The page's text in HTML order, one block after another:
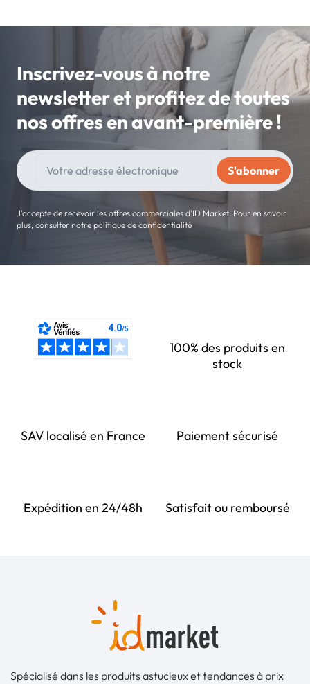
Inscrivez-vous à notre
newsletter et profitez de toutes
nos offres en avant-première !
J'accepte de recevoir les offres commerciales d'ID Market. Pour en savoir
plus, consulter notre politique de confidentialité
100% des produits en
stock
SAV localisé en France Paiement sécurisé
Expédition en 24/48h Satisfait ou remboursé
Spécialisé dans les produits astucieux et tendances à prix